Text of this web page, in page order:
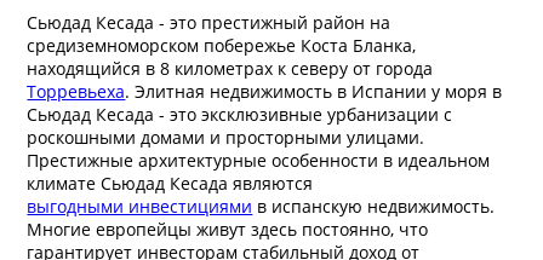
Сьюдад Кесада - это престижный район на
средиземноморском побережье Коста Бланка,
находящийся в 8 километрах к северу от города
Торревьеха. Элитная недвижимость в Испании у моря в
Сьюдад Кесада - это эксклюзивные урбанизации с
роскошными домами и просторными улицами.
Престижные архитектурные особенности в идеальном
климате Сьюдад Кесада являются
выгодными инвестициями в испанскую недвижимость.
Многие европейцы живут здесь постоянно, что
гарантирует инвесторам стабильный доход от